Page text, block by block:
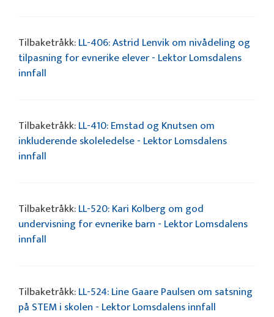
Tilbaketråkk:LL-406: Astrid Lenvik om nivådeling og
tilpasning for evnerike elever - Lektor Lomsdalens
innfall
Tilbaketråkk:LL-410: Emstad og Knutsen om
inkluderende skoleledelse - Lektor Lomsdalens
innfall
Tilbaketråkk:LL-520: Kari Kolberg om god
undervisning for evnerike barn - Lektor Lomsdalens
innfall
Tilbaketråkk:LL-524: Line Gaare Paulsen om satsning
på STEM i skolen - Lektor Lomsdalens innfall